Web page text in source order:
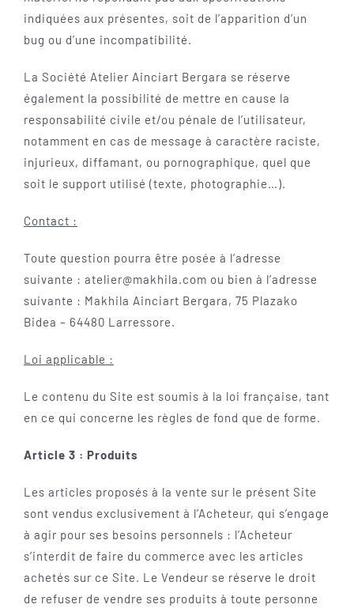
indiquées aux présentes, soit de l’apparition d’un
bug ou d’une incompatibilité.
La Société Atelier Ainciart Bergara se réserve
également la possibilité de mettre en cause la
responsabilité civile et/ou pénale de l’utilisateur,
notamment en cas de message à caractère raciste,
injurieux, diffamant, ou pornographique, quel que
soit le support utilisé (texte, photographie…).
Contact :
Toute question pourra être posée à l’adresse
suivante : atelier@makhila.com ou bien à l’adresse
suivante : Makhila Ainciart Bergara, 75 Plazako
Bidea – 64480 Larressore.
Loi applicable :
Le contenu du Site est soumis à la loi française, tant
en ce qui concerne les règles de fond que de forme.
Article 3 : Produits
Les articles proposés à la vente sur le présent Site
sont vendus exclusivement à l’Acheteur, qui s’engage
à agir pour ses besoins personnels : l’Acheteur
s’interdit de faire du commerce avec les articles
achetés sur ce Site. Le Vendeur se réserve le droit
de refuser de vendre ses produits à toute personne